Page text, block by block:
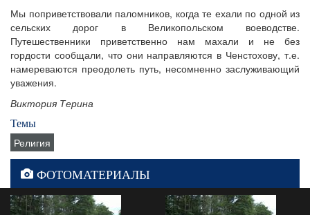
Мы поприветствовали паломников, когда те ехали по одной из
сельских дорог в Великопольском воеводстве.
Путешественники приветственно нам махали и не без
гордости сообщали, что они направляются в Ченстохову, т.е.
намереваются преодолеть путь, несомненно заслуживающий
уважения.
Виктория Терина
Темы
Религия
ФОТОМАТЕРИАЛЫ